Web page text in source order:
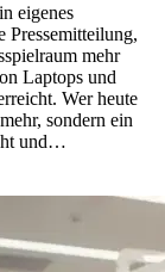
eigenes
Pressemitteilung,
mehr
Laptops und
Wer heute
sondern ein
und…